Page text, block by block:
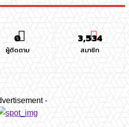
0
ผู้ติดตาม
3,534
สมาชิก
-